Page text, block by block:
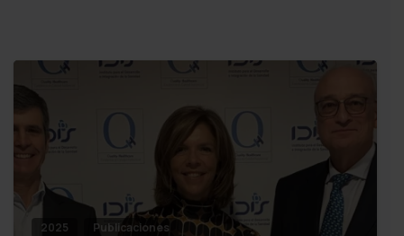
2025 Publicaciones